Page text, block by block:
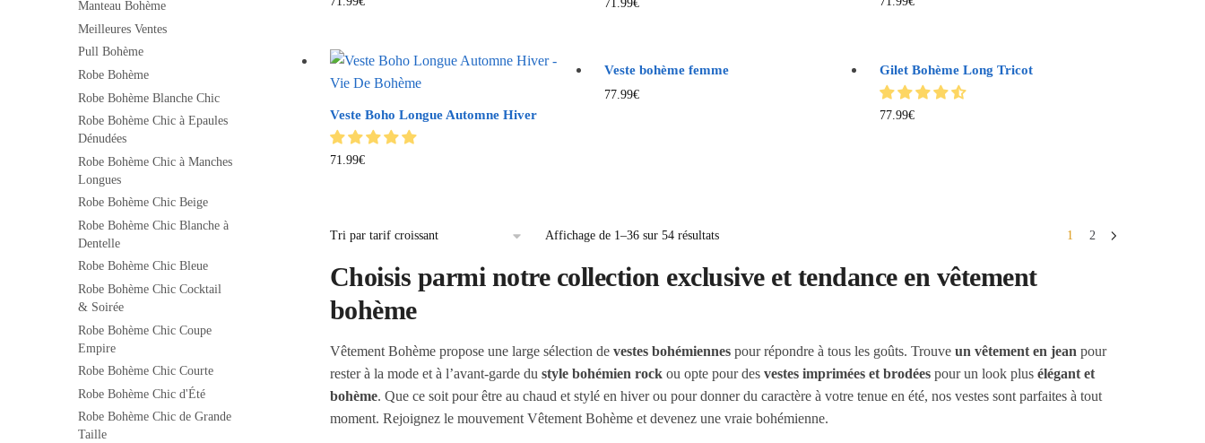
71.99€
Veste Boho Longue Automne Hiver
71.99€
Veste bohème femme
77.99€
Gilet Bohème Long Tricot
77.99€
Affichage de 1–36 sur 54 résultats 1 2
Choisis parmi notre collection exclusive et tendance en vêtement
bohème
Vêtement Bohème propose une large sélection de vestes bohémiennespour répondre à tous les goûts. Trouve un vêtement en jean pour
rester à la mode et à l’avant-garde du style bohémien rockou opte pour des vestes imprimées et brodéespour un look plus élégant et
bohème. Que ce soit pour être au chaud et stylé en hiver ou pour donner du caractère à votre tenue en été, nos vestes sont parfaites à tout
moment. Rejoignez le mouvement Vêtement Bohème et devenez une vraie bohémienne.
Manteau Bohème
Meilleures Ventes
Pull Bohème
Robe Bohème
Robe Bohème Blanche Chic
Robe Bohème Chic à Epaules
Dénudées
Robe Bohème Chic à Manches
Longues
Robe Bohème Chic Beige
Robe Bohème Chic Blanche à
Dentelle
Robe Bohème Chic Bleue
Robe Bohème Chic Cocktail
& Soirée
Robe Bohème Chic Coupe
Empire
Robe Bohème Chic Courte
Robe Bohème Chic d'Été
Robe Bohème Chic de Grande
Taille